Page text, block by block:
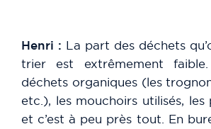
Henri : La part des déchets
trier est extrêmement
déchets organiques (les
etc.), les mouchoirs utilisés, les
et c’est à peu près tout. En